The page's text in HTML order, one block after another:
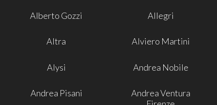
Alberto Gozzi Allegri
Altra Alviero Martini
Alysi Andrea Nobile
Andrea Pisani
Andrea Ventura